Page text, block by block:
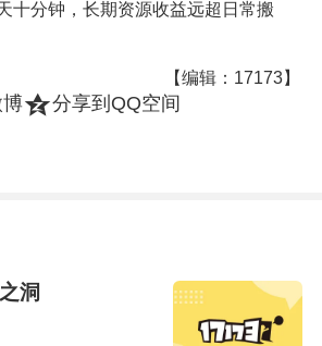
十分钟，长期资源收益远超日常搬
【编辑：17173】
z分享到QQ空间
洞